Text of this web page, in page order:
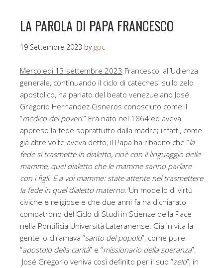
LA PAROLA DI PAPA FRANCESCO
19 Settembre 2023 by gpc
Mercoledì 13 settembre 2023 Francesco, all’Udienza
generale, continuando il ciclo di catechesi sullo zelo
apostolico, ha parlato del beato venezuelano José
Gregorio Hernandez Cisneros conosciuto come il
“medico dei poveri.” Era nato nel 1864 ed aveva
appreso la fede soprattutto dalla madre; infatti, come
già altre volte aveva detto, il Papa ha ribadito che “la
fede si trasmette in dialetto, cioè con il linguaggio delle
mamme, quel dialetto che le mamme sanno parlare
con i figli. E a voi mamme: state attente nel trasmettere
la fede in quel dialetto materno.”Un modello di virtù
civiche e religiose e che due anni fa ha dichiarato
compatrono del Ciclo di Studi in Scienze della Pace
nella Pontificia Università Lateranense: Già in vita la
gente lo chiamava “santo del popolo”, come pure
“apostolo della carità” e “missionario della speranza”.
José Gregorio veniva così definito per il suo “zelo”, in